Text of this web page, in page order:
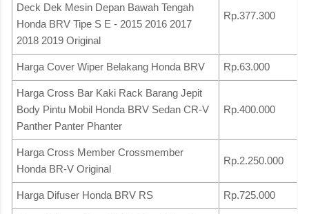
Deck Dek Mesin Depan Bawah Tengah
Honda BRV Tipe S E - 2015 2016 2017
2018 2019 Original
Rp.377.300
Harga Cover Wiper Belakang Honda BRV Rp.63.000
Harga Cross Bar Kaki Rack Barang Jepit
Body Pintu Mobil Honda BRV Sedan CR-V
Panther Panter Phanter
Rp.400.000
Harga Cross Member Crossmember
Honda BR-V Original
Rp.2.250.000
Harga Difuser Honda BRV RS Rp.725.000